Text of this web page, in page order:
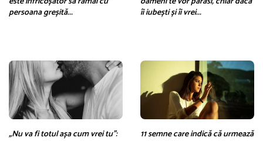
persoana greșită...
îi iubești și îi vrei...
„Nu va fi totul așa cum vrei tu”:
11 semne care indică că urmează